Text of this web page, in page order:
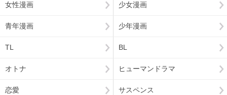
女性漫画 少女漫画
青年漫画 少年漫画
TL BL
オトナ ヒューマンドラマ
恋愛 サスペンス